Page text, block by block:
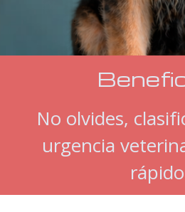
No olvides,
urgencia